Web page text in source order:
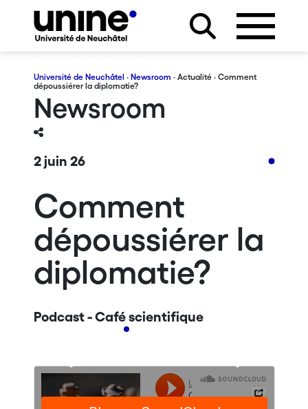
Université de Neuchâtel · Newsroom · Actualité· Comment
dépoussiérer la diplomatie?
Newsroom
2 juin 26
Comment
dépoussiérer la
diplomatie?
Podcast - Café scientifique